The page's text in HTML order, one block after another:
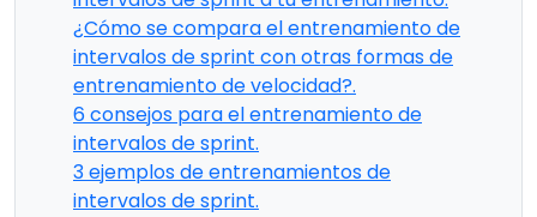
¿Cómo se compara el entrenamiento de
intervalos de sprint con otras formas de
entrenamiento de velocidad?.
6 consejos para el entrenamiento de
intervalos de sprint.
3 ejemplos de entrenamientos de
intervalos de sprint.